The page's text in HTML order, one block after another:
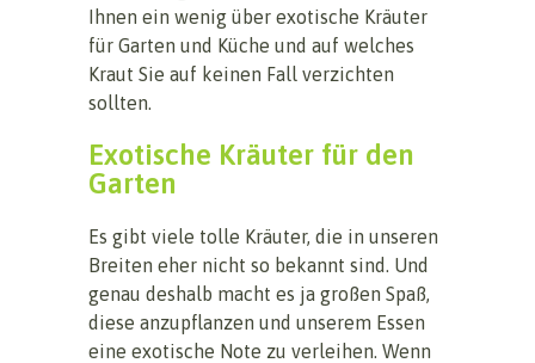
Ihnen ein wenig über exotische Kräuter
für Garten und Küche und auf welches
Kraut Sie auf keinen Fall verzichten
sollten.
Exotische Kräuter für den
Garten
Es gibt viele tolle Kräuter, die in unseren
Breiten eher nicht so bekannt sind. Und
genau deshalb macht es ja großen Spaß,
diese anzupflanzen und unserem Essen
eine exotische Note zu verleihen. Wenn